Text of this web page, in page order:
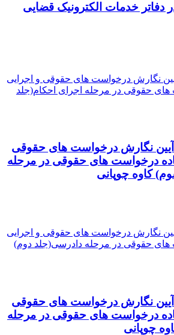
دفاتر خدمات الکترونیک قضایی
نگارش درخواست های حقوقی
درخواست های حقوقی در مرحله
کاوه چوپانی
نگارش درخواست های حقوقی
درخواست های حقوقی در مرحله
چوپانی